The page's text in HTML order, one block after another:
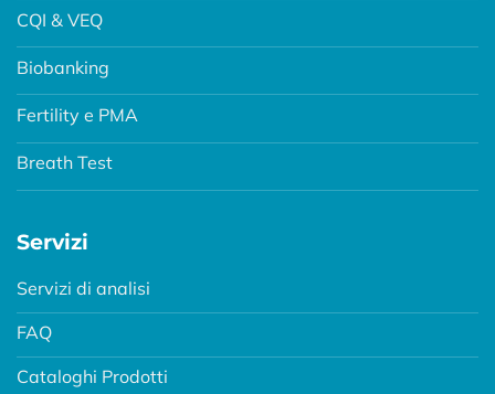
CQI & VEQ
Biobanking
Fertility e PMA
Breath Test
Servizi
Servizi di analisi
FAQ
Cataloghi Prodotti